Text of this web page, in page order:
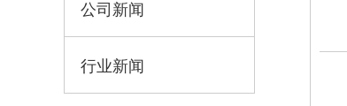
公司新闻
行业新闻